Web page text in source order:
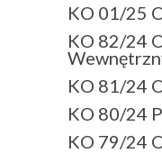
KO 01/25
KO 82/24
KO 81/24
KO 80/24
KO 79/24